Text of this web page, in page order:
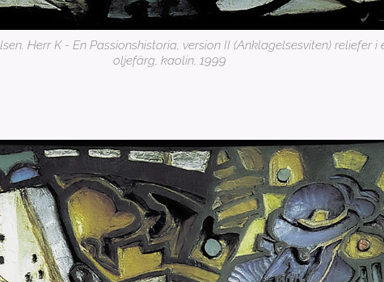
Herr K - En Passionshistoria, version II (Anklagelsesviten) reliefer i
oljefärg, kaolin, 1999